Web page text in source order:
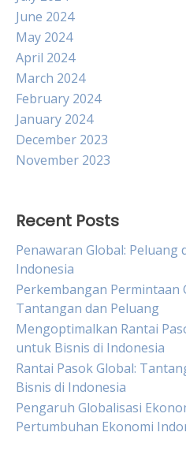
June 2024
May 2024
April 2024
March 2024
February 2024
January 2024
December 2023
November 2023
Recent Posts
Penawaran Global:
Indonesia
Perkembangan Permintaan
Tantangan dan Peluang
Mengoptimalkan Rantai
untuk Bisnis di Indonesia
Rantai Pasok Global:
Bisnis di Indonesia
Pengaruh Globalisasi
Pertumbuhan Ekonomi